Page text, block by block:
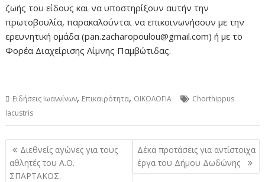
ζωής του είδους και να υποστηρίξουν αυτήν την
πρωτοβουλία, παρακαλούνται να επικοινωνήσουν με την
ερευνητική ομάδα (pan.zacharopoulou@gmail.com) ή με το
Φορέα Διαχείρισης Λίμνης Παμβώτιδας.
Ειδήσεις Ιωαννίνων, Επικαιρότητα, ΟΙΚΟΛΟΓΙΑ
Chorthippus
lacustris
Πλοήγηση
άρθρων
Διεθνείς αγώνες για τους
αθλητές του Α.Ο.
ΣΠΑΡΤΑΚΟΣ.
Δέκα προτάσεις για αντίστοιχα
έργα του Δήμου Δωδώνης